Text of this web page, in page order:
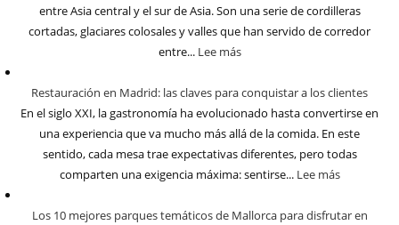
entre Asia central y el sur de Asia. Son una serie de cordilleras
cortadas, glaciares colosales y valles que han servido de corredor
entre... Lee más
Restauración en Madrid: las claves para conquistar a los clientes
En el siglo XXI, la gastronomía ha evolucionado hasta convertirse en
una experiencia que va mucho más allá de la comida. En este
sentido, cada mesa trae expectativas diferentes, pero todas
comparten una exigencia máxima: sentirse... Lee más
Los 10 mejores parques temáticos de Mallorca para disfrutar en